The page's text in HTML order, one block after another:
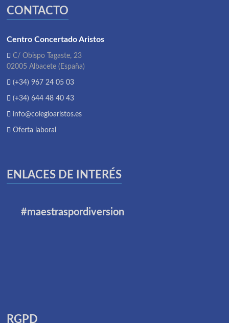
CONTACTO
Centro Concertado Aristos
C/ Obispo Tagaste, 23
02005 Albacete (España)
(+34) 967 24 05 03
(+34) 644 48 40 43
info@colegioaristos.es
Oferta laboral
ENLACES DE INTERÉS
#maestraspordiversion
RGPD